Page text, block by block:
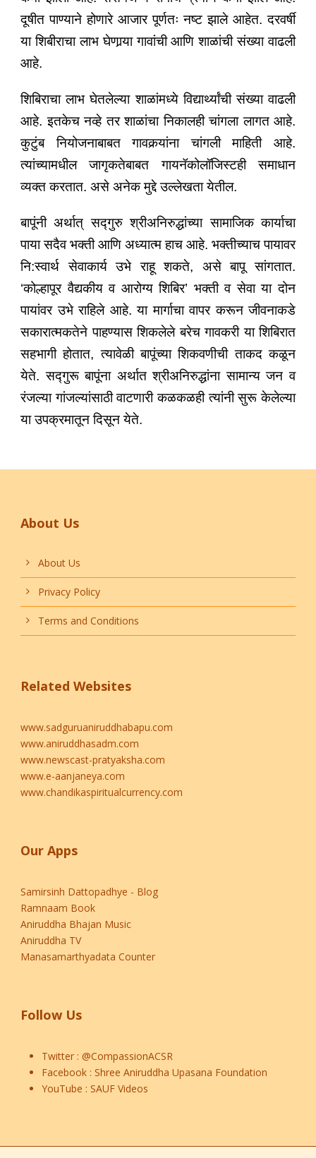
दूषीत पाण्याने होणारे आजार पूर्णतः नष्ट झाले आहेत. दरवर्षी
या शिबीराचा लाभ घेणार्‍या गावांची आणि शाळांची संख्या वाढली
आहे.
शिबिराचा लाभ घेतलेल्या शाळांमध्ये विद्यार्थ्यांची संख्या वाढली
आहे. इतकेच नव्हे तर शाळांचा निकालही चांगला लागत आहे.
कुटुंब नियोजनाबाबत गावकर्‍यांना चांगली माहिती आहे.
त्यांच्यामधील जागृकतेबाबत गायनॅकोलॉजिस्टही समाधान
व्यक्त करतात. असे अनेक मुद्दे उल्लेखता येतील.
बापूंनी अर्थात् सद्गुरु श्रीअनिरुद्धांच्या सामाजिक कार्याचा
पाया सदैव भक्ती आणि अध्यात्म हाच आहे. भक्तीच्याच पायावर
नि:स्वार्थ सेवाकार्य उभे राहू शकते, असे बापू सांगतात.
‘कोल्हापूर वैद्यकीय व आरोग्य शिबिर’ भक्ती व सेवा या दोन
पायांवर उभे राहिले आहे. या मार्गाचा वापर करून जीवनाकडे
सकारात्मकतेने पाहण्यास शिकलेले बरेच गावकरी या शिबिरात
सहभागी होतात, त्यावेळी बापूंच्या शिकवणीची ताकद कळून
येते. सद्गुरू बापूंना अर्थात श्रीअनिरुद्धांना सामान्य जन व
रंजल्या गांजल्यांसाठी वाटणारी कळकळही त्यांनी सुरू केलेल्या
या उपक्रमातून दिसून येते.
About Us
About Us
Privacy Policy
Terms and Conditions
Related Websites
www.sadguruaniruddhabapu.com
www.aniruddhasadm.com
www.newscast-pratyaksha.com
www.e-aanjaneya.com
www.chandikaspiritualcurrency.com
Our Apps
Samirsinh Dattopadhye - Blog
Ramnaam Book
Aniruddha Bhajan Music
Aniruddha TV
Manasamarthyadata Counter
Follow Us
Twitter : @CompassionACSR
Facebook : Shree Aniruddha Upasana Foundation
YouTube : SAUF Videos